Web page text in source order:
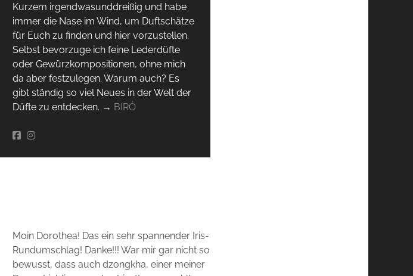
Kurzem irgendwas­unddreißig und habe
immer die Nase im Wind, um Duftschätze
für Euch zu finden und hier vorzustellen.
Selbst bevorzuge ich feine Lederdüfte
oder Gewürzkompositionen, ohne mich
da aber festzulegen. Warum auch? Es
gibt ständig so viel Neues in der Welt der
Düfte zu entdecken. → BIRÓ
Moin Dorothea! Das ein sehr spannender Iris-
Rundumschlag! Danke!!! War mir gar nicht so
bewusst, dass auch dzongkha, einer meiner